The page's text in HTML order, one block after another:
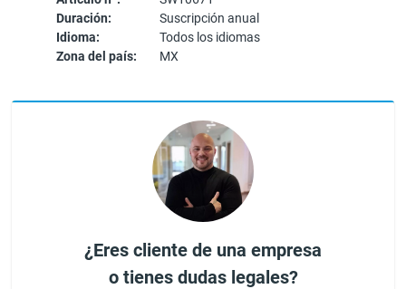
Duración:
Suscripción anual
Idioma:
Todos los idiomas
Zona del país:
MX
¿Eres cliente de una empresa
o tienes dudas legales?